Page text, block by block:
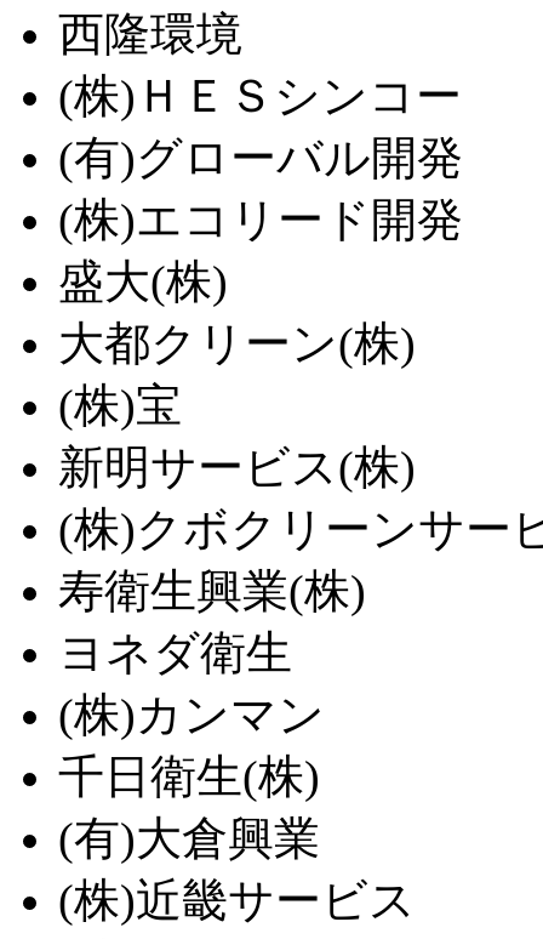
西隆環境
(株)ＨＥＳシンコー
(有)グローバル開発
(株)エコリード開発
盛大(株)
大都クリーン(株)
(株)宝
新明サービス(株)
(株)クボクリーンサー
寿衛生興業(株)
ヨネダ衛生
(株)カンマン
千日衛生(株)
(有)大倉興業
(株)近畿サービス